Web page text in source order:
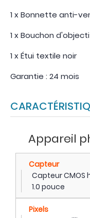
1 x Bonnette anti-
1 x Bouchon
1 x Étui textile noir
Garantie : 24 mois
Appareil
Capteur
Capteur
1.0 pouce
Pixels